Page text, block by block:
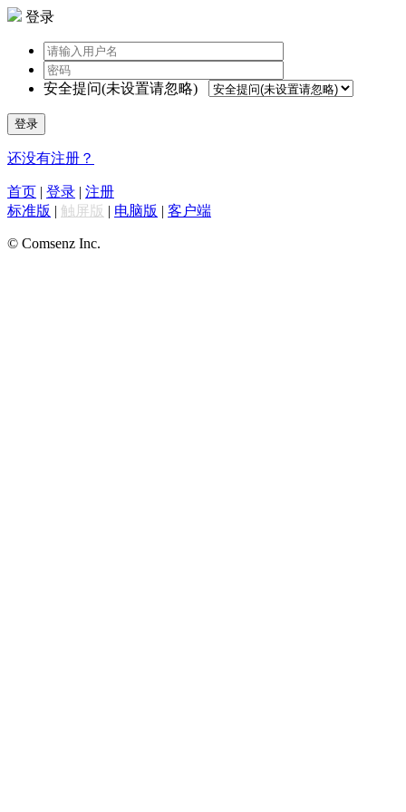
登录
安全提问(未设置请忽略)
登录
还没有注册？
首页 | 登录 | 注册
标准版 | 触屏版 | 电脑版 | 客户端
© Comsenz Inc.